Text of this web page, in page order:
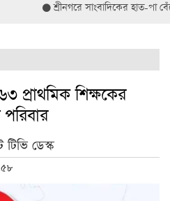
শ্রীনগরে সাংবাদিকের হাত-পা বেঁধে
প্রাথমিক শিক্ষকের
ডেস্ক